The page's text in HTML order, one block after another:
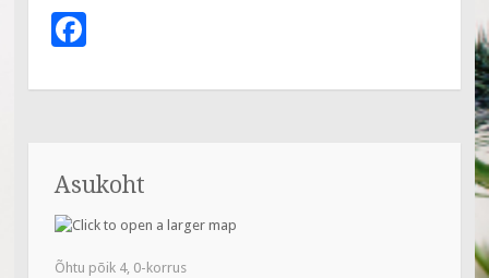
e
o
o
k
Asukoht
Õhtu põik 4, 0-korrus